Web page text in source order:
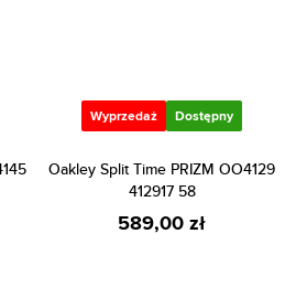
Wyprzedaż Dostępny
Oakley Split Time PRIZM OO4129
412917 58
589,00 zł